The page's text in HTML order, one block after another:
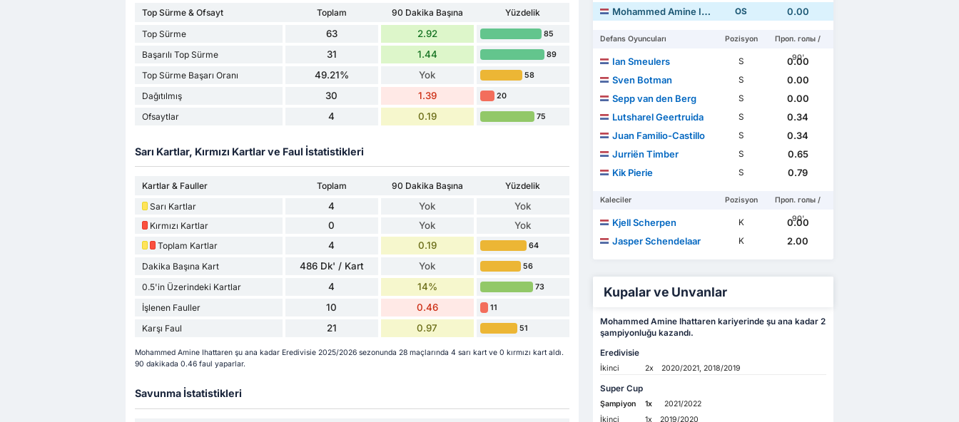
Top Sürme & Ofsayt Toplam 90 Dakika Başına
Yüzdelik
Top Sürme
63 2.92 85
Başarılı Top Sürme 31 1.44 89
Top Sürme Başarı Oranı 49.21% Yok 58
Dağıtılmış 30 1.39 20
Ofsaytlar 4 0.19 75
Sarı Kartlar, Kırmızı Kartlar ve Faul İstatistikleri
Kartlar & Fauller Toplam 90 Dakika Başına
Yüzdelik
Sarı Kartlar
4 Yok Yok
Kırmızı Kartlar 0 Yok Yok
Toplam Kartlar 4 0.19 64
Dakika Başına Kart 486 Dk' / Kart Yok 56
0.5'in Üzerindeki Kartlar 4 14% 73
İşlenen Fauller 10 0.46 11
Karşı Faul 21 0.97 51
Mohammed Amine Ihattaren şu ana kadar Eredivisie 2025/2026 sezonunda 28 maçlarında 4 sarı kart ve 0 kırmızı kart aldı.
90 dakikada 0.46 faul yaparlar.
Savunma İstatistikleri
Mohammed Amine Ihattaren
OS 0.00
Defans Oyuncuları Pozisyon
Проп. голы /
90'
Ian Smeulers S
0.00
Sven Botman
S
0.00
Sepp van den Berg
S
0.00
Lutsharel Geertruida
S
0.34
Juan Familio-Castillo
S
0.34
Jurriën Timber
S
0.65
Kik Pierie
S 0.79
Kaleciler Pozisyon
Проп. голы /
90'
Kjell Scherpen K
0.00
Jasper Schendelaar
K 2.00
Kupalar ve Unvanlar
Mohammed Amine Ihattaren kariyerinde şu ana kadar 2
şampiyonluğu kazandı.
Eredivisie
İkinci 2x 2020/2021, 2018/2019
Super Cup
Şampiyon 1x
2021/2022
İkinci
1x 2019/2020